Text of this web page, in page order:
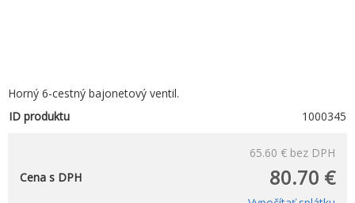
Horný 6-cestný bajonetový ventil.
ID produktu
1000345
65.60 € bez DPH
80.70 €
Cena s DPH